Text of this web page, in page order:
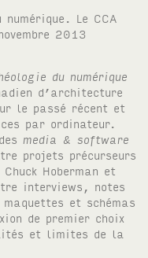
Le CCA
2013
du numérique
d’architecture
le passé récent et
par ordinateur.
media & software
projets précurseurs
Hoberman et
interviews, notes
et schémas
de premier choix
et limites de la